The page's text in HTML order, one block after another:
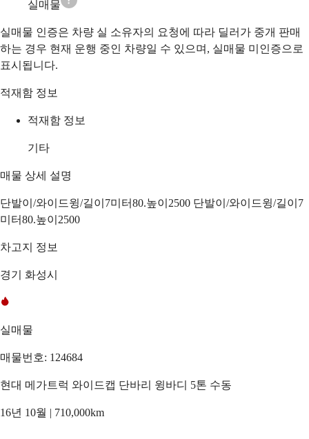
실매물
실매물 인증은 차량 실 소유자의 요청에 따라 딜러가 중개 판매
하는 경우 현재 운행 중인 차량일 수 있으며, 실매물 미인증으로
표시됩니다.
적재함 정보
적재함 정보
기타
매물 상세 설명
단발이/와이드윙/길이7미터80.높이2500 단발이/와이드윙/길이7
미터80.높이2500
차고지 정보
경기 화성시
실매물
매물번호: 124684
현대 메가트럭 와이드캡 단바리 윙바디 5톤 수동
16년 10월 | 710,000km